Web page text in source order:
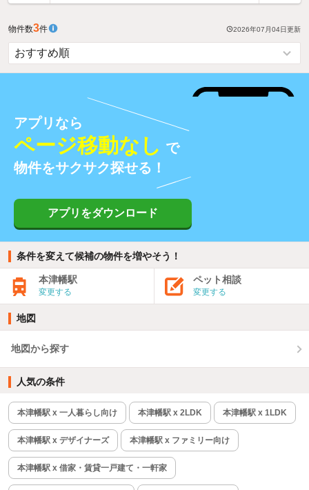
物件数3件 2026年07月04日更新
アプリなら
ページ移動なし で
物件をサクサク探せる！
アプリをダウンロード
条件を変えて候補の物件を増やそう！
本津幡駅
変更する
ペット相談
変更する
地図
地図から探す
人気の条件
本津幡駅 x 一人暮らし向け 本津幡駅 x 2LDK 本津幡駅 x 1LDK
本津幡駅 x デザイナーズ 本津幡駅 x ファミリー向け
本津幡駅 x 借家・賃貸一戸建て・一軒家